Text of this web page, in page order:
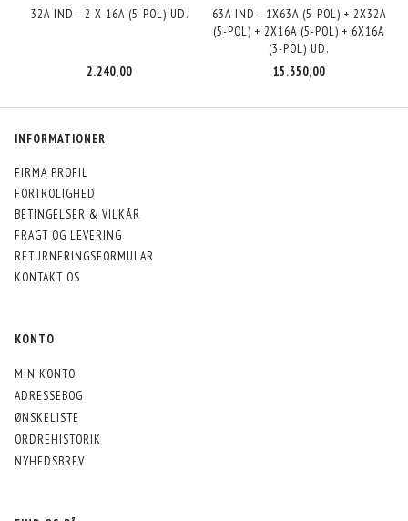
32A IND - 2 X 16A (5-POL) UD.
2.240,00
63A IND - 1X63A (5-POL) + 2X32A
(5-POL) + 2X16A (5-POL) + 6X16A
(3-POL) UD.
15.350,00
INFORMATIONER
FIRMA PROFIL
FORTROLIGHED
BETINGELSER & VILKÅR
FRAGT OG LEVERING
RETURNERINGSFORMULAR
KONTAKT OS
KONTO
MIN KONTO
ADRESSEBOG
ØNSKELISTE
ORDREHISTORIK
NYHEDSBREV